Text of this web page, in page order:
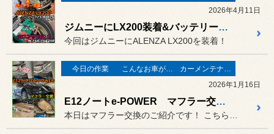
2026年4月11日
ジムニーにLX200装着&バッテリー交換！
今回はジムニーにALENZA LX200を装着！
今日の作業 こんなお車がご来店
カーメンテナンス
2026年1月16日
E12ノートe-POWER マフラー交換！